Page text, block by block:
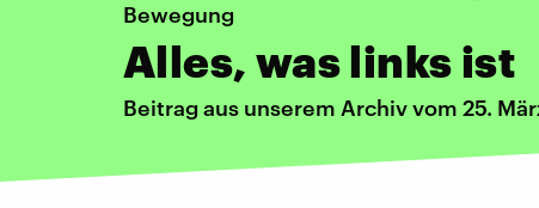
Bewegung
Alles, was links ist
Beitrag aus unserem Archiv vom 25.